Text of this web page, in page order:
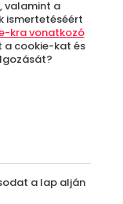
valamint a
ismertetéséért
kra vonatkozó
a cookie-kat és
a lap alján